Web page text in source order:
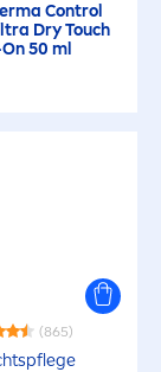
Control
Dry Touch
50 ml
(865)